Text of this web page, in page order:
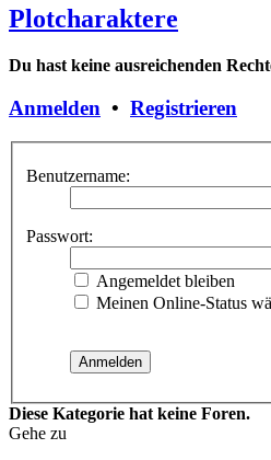
Plotcharaktere
Du hast keine ausreichenden
Anmelden • Registrieren
Benutzername:
Passwort:
Angemeldet bleiben
Meinen Online-Status
Diese Kategorie hat keine Foren.
Gehe zu